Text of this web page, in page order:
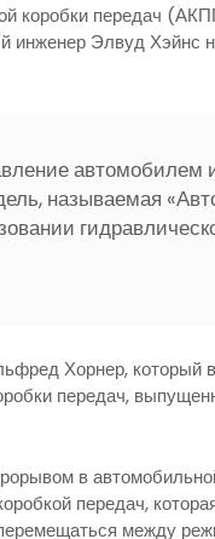
коробки передач
инженер Элвуд Хэйнс
автомобилем
называемая
Хорнер, который
передач,
в
передач,
между